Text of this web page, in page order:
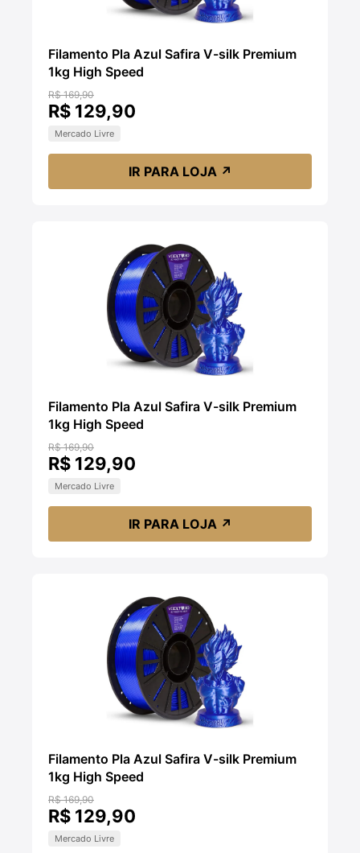
Filamento Pla Azul Safira V-silk Premium
1kg High Speed
R$ 169,90
R$ 129,90
Mercado Livre
IR PARA LOJA ↗
Filamento Pla Azul Safira V-silk Premium
1kg High Speed
R$ 169,90
R$ 129,90
Mercado Livre
IR PARA LOJA ↗
Filamento Pla Azul Safira V-silk Premium
1kg High Speed
R$ 169,90
R$ 129,90
Mercado Livre